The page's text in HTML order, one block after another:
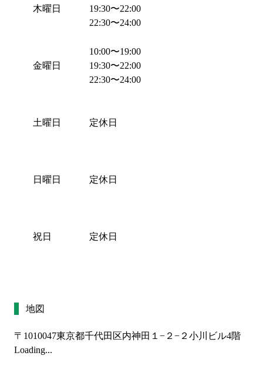
木曜日
金曜日
土曜日
日曜日
祝日
19:30〜22:00
22:30〜24:00
10:00〜19:00
19:30〜22:00
22:30〜24:00
定休日
定休日
定休日
地図
〒1010047東京都千代田区内神田１−２−２小川ビル4階
Loading...